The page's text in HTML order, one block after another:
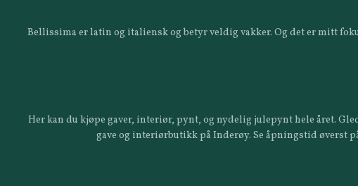
Bellissima er latin og italiensk og betyr veldig vakker. Og det er mitt
Her kan du kjøpe gaver, interiør, pynt, og nydelig julepynt hele året.
gave og interiørbutikk på Inderøy. Se åpningstid øverst